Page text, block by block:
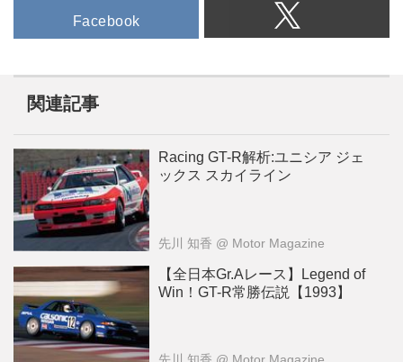
Facebook
関連記事
Racing GT-R解析:ユニシア ジェ
ックス スカイライン
先川 知香 @ Motor Magazine
【全日本Gr.Aレース】Legend of
Win！GT-R常勝伝説【1993】